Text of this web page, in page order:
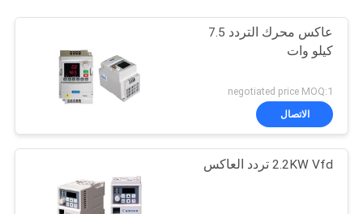
عاكس محرك التردد 7.5
كيلو وات
negotiated price MOQ:1
الاتصال
2.2KW Vfd تردد العاكس